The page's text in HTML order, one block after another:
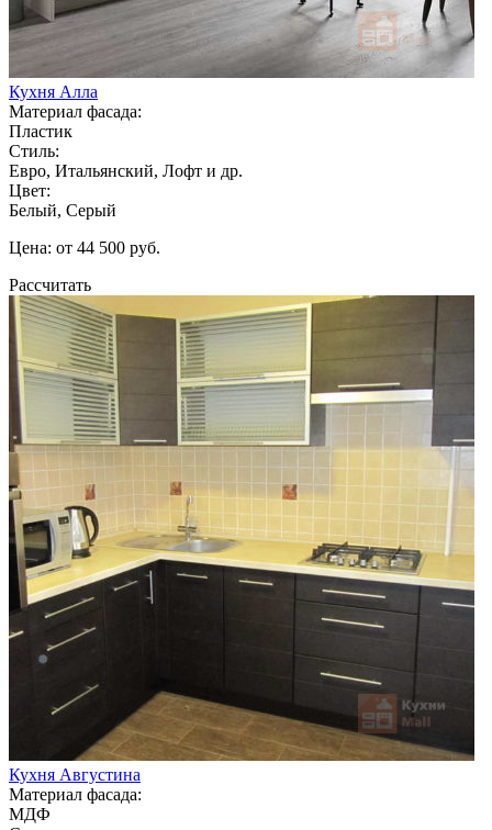
Кухня Алла
Материал фасада:
Пластик
Стиль:
Евро, Итальянский, Лофт и др.
Цвет:
Белый, Серый
Цена: от 44 500 руб.
Рассчитать
Кухня Августина
Материал фасада:
МДФ